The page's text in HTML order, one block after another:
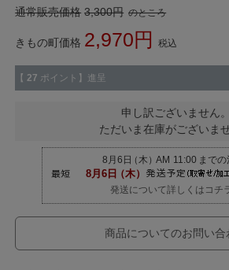
通常販売価格 3,300 のところ
きもの町価格 2,970 税込
【 27 ポイント】進呈
申し訳ございません。
ただいま在庫がございませ
発送について詳しくはコチ
商品についてのお問い合